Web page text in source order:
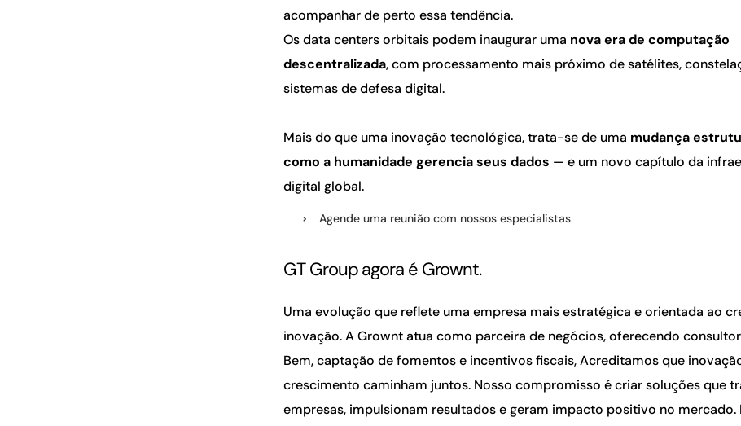
acompanhar de perto essa tendência.
Os data centers orbitais podem inaugurar uma nova era de computação
descentralizada, com processamento mais próximo de satélites,
sistemas de defesa digital.
Mais do que uma inovação tecnológica, trata-se de uma mudança
como a humanidade gerencia seus dados — e um novo capítulo da
digital global.
Agende uma reunião com nossos especialistas
GT Group agora é Grownt.
Uma evolução que reflete uma empresa mais estratégica e orientada ao
inovação. A Grownt atua como parceira de negócios, oferecendo
Bem, captação de fomentos e incentivos fiscais, Acreditamos que
crescimento caminham juntos. Nosso compromisso é criar soluções que
empresas, impulsionam resultados e geram impacto positivo no mercado.